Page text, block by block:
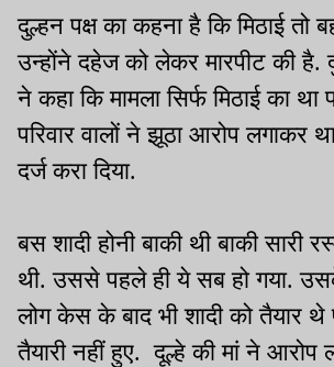
दुल्हन पक्ष का कहना है कि मिठाई तो
उन्होंने दहेज को लेकर मारपीट की है.
ने कहा कि मामला सिर्फ मिठाई का
परिवार वालों ने झूठा आरोप लगाकर
दर्ज करा दिया.
बस शादी होनी बाकी थी बाकी सारी
थी. उससे पहले ही ये सब हो गया.
लोग केस के बाद भी शादी को तैयार थे
तैयारी नहीं हुए. दूल्हे की मां ने आरोप